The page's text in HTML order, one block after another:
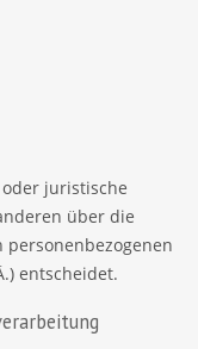
juristische
über die
entscheidet.